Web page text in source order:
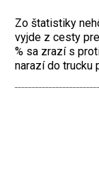
Zo štatistiky
vyjde z cesty
% sa zrazí s
narazí do trucku